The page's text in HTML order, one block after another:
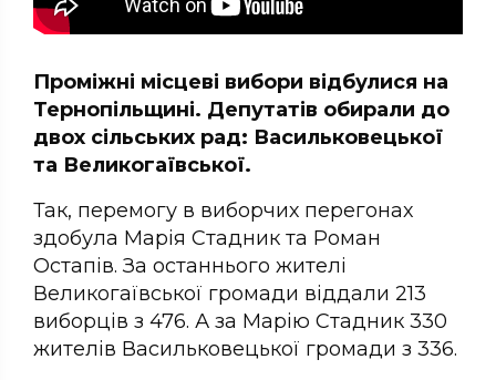
Проміжні місцеві вибори відбулися на
Тернопільщині. Депутатів обирали до
двох сільських рад: Васильковецької
та Великогаївської.
Так, перемогу в виборчих перегонах
здобула Марія Стадник та Роман
Остапів. За останнього жителі
Великогаївської громади віддали 213
виборців з 476. А за Марію Стадник 330
жителів Васильковецької громади з 336.